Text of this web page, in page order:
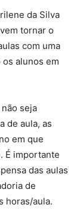
da Silva
tornar o
com uma
alunos em
seja
de aula, as
em que
É importante
das aulas
de
horas/aula.